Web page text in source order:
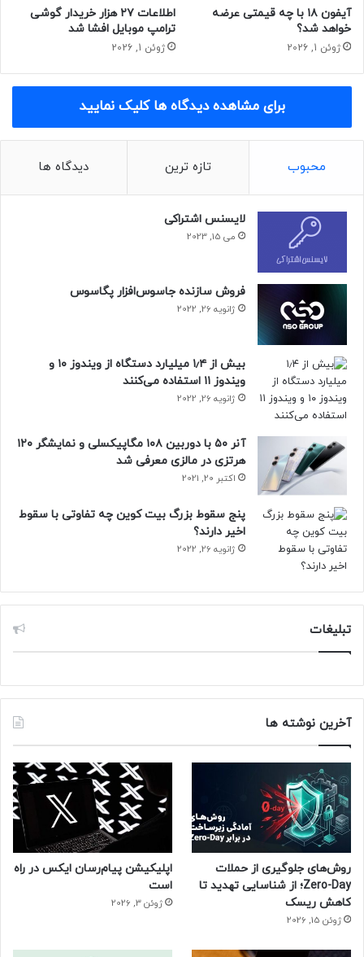
آیفون ۱۸ با چه قیمتی عرضه
خواهد شد؟
ژوئن 1, 2026
اطلاعات ۲۷ هزار خریدار گوشی
ترامپ موبایل افشا شد
ژوئن 1, 2026
برای مشاهده دیدگاه ها کلیک نمایید
محبوب تازه ترین دیدگاه ها
لایسنس اشتراکی
می 15, 2023
فروش سازنده جاسوس‌افزار پگاسوس
ژانویه 26, 2022
بیش از ۱٫۴ میلیارد دستگاه از ویندوز ۱۰ و
ویندوز ۱۱ استفاده می‌کنند
ژانویه 26, 2022
آنر ۵۰ با دوربین ۱۰۸ مگاپیکسلی و نمایشگر ۱۲۰
هرتزی در مالزی معرفی شد
اکتبر 20, 2021
پنج سقوط بزرگ بیت کوین چه تفاوتی با سقوط
اخیر دارند؟
ژانویه 26, 2022
تبلیغات
آخرین نوشته ها
روش‌های جلوگیری از حملات
Zero-Day؛ از شناسایی تهدید تا
کاهش ریسک
ژوئن 15, 2026
اپلیکیشن پیام‌رسان ایکس در راه
است
ژوئن 3, 2026